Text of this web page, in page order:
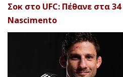
Σοκ στο UFC: Πέθανε στα
Nascimento